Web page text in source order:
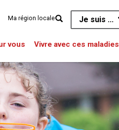
Je suis ...
vous Vivre avec ces maladies
Ma région locale